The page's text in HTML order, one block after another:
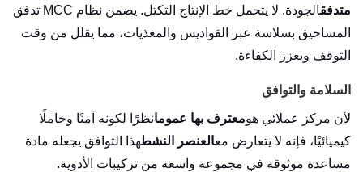
متدفق
الجودة. لا يتحمل خط الإنتاج التكتل. يضمن نظام MCC تدفق
المساحيق بسلاسة عبر القواديس والمغذيات، مما يقلل من وقت
التوقف ويعزز الكفاءة.
السلامة والتوافق
لأن مركز عملائي هومعترف بها عمومانظرًا لكونه آمنًا وخاملًا
كيميائيًا، فإنه لا يتعارض معالعنصر النشطهذا التوافق يجعله مادة
مساعدة موثوقة في مجموعة واسعة من تركيبات الأدوية.